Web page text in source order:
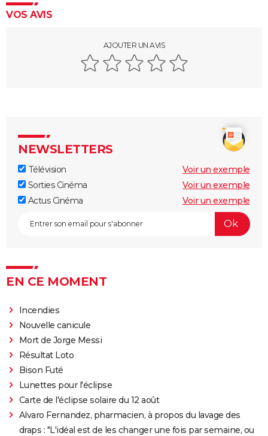
VOS AVIS
AJOUTER UN AVIS
NEWSLETTERS
Télévision
Voir un exemple
Sorties Cinéma
Voir un exemple
Actus Cinéma
Voir un exemple
EN CE MOMENT
Incendies
Nouvelle canicule
Mort de Jorge Messi
Résultat Loto
Bison Futé
Lunettes pour l'éclipse
Carte de l'éclipse solaire du 12 août
Alvaro Fernandez, pharmacien, à propos du lavage des
draps : "L'idéal est de les changer une fois par semaine, ou